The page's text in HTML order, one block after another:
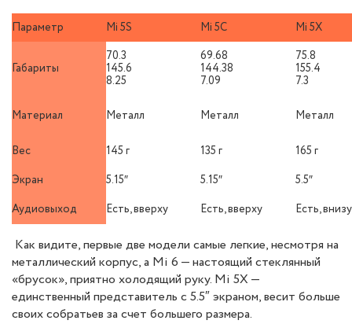
Параметр Mi 5S Mi 5C Mi 5X
Габариты
70.3
145.6
8.25
69.68
144.38
7.09
75.8
155.4
7.3
Материал Металл Металл Металл
Вес 145 г 135 г
165 г
Экран
5.15″ 5.15″
5.5″
Аудиовыход
Есть, вверху Есть, вверху Есть, внизу
Как видите, первые две модели самые легкие, несмотря на
металлический корпус, а Mi 6 — настоящий стеклянный
«брусок», приятно холодящий руку. Mi 5X —
единственный представитель с 5.5″ экраном, весит больше
своих собратьев за счет большего размера.